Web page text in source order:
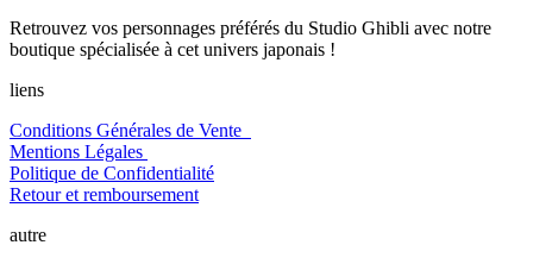
Retrouvez vos personnages préférés du Studio Ghibli avec notre
boutique spécialisée à cet univers japonais !
liens
Conditions Générales de Vente
Mentions Légales
Politique de Confidentialité
Retour et remboursement
autre